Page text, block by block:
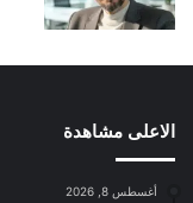
الاعلى مشاهدة
أغسطس 8, 2026